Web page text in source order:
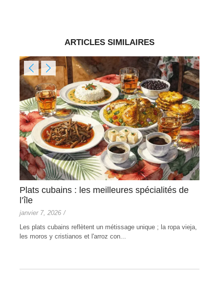
ARTICLES SIMILAIRES
Plats cubains : les meilleures spécialités de
l’île
janvier 7, 2026 /
Les plats cubains reflètent un métissage unique ; la ropa vieja,
les moros y cristianos et l'arroz con...